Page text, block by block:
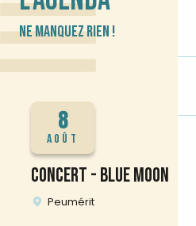
NE MANQUEZ RIEN !
8
AOÛT
CONCERT - BLUE MOON
Peumérit